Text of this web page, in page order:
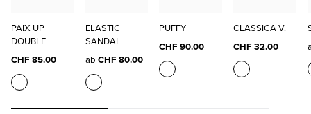
PAIX UP
DOUBLE
CHF 85.00
ELASTIC
SANDAL
ab CHF 80.00
PUFFY
CHF 90.00
CLASSICA V.
CHF 32.00